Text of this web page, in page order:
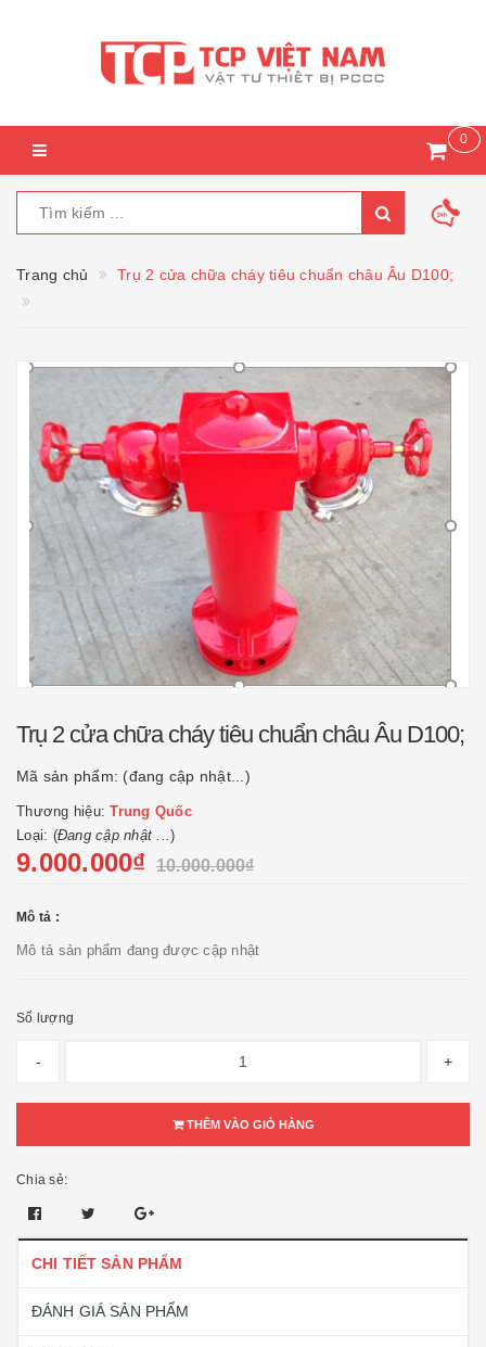
0
Trang chủ Trụ 2 cửa chữa cháy tiêu chuẩn châu Âu D100;
Trụ 2 cửa chữa cháy tiêu chuẩn châu Âu D100;
Mã sản phẩm: (đang cập nhật...)
Thương hiệu:Trung Quốc
Loại: (Đang cập nhật ...)
9.000.000₫ 10.000.000₫
Mô tả :
Mô tả sản phẩm đang được cập nhật
Số lượng
- +
THÊM VÀO GIỎ HÀNG
Chia sẻ:
CHI TIẾT SẢN PHẨM
ĐÁNH GIÁ SẢN PHẨM